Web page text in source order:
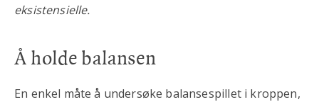
eksistensielle.
Å holde balansen
En enkel måte å undersøke balansespillet i kroppen,